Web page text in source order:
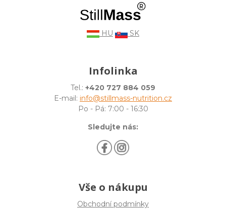
HU SK
Infolinka
Tel.: +420 727 884 059
E-mail: info@stillmass-nutrition.cz
Po - Pá: 7:00 - 16:30
Sledujte nás:
Vše o nákupu
Obchodní podmínky